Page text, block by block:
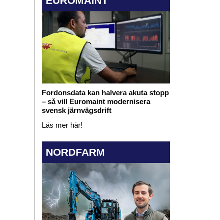
Fordonsdata kan halvera akuta stopp
– så vill Euromaint modernisera
svensk järnvägsdrift
Läs mer här!
NORDFARM